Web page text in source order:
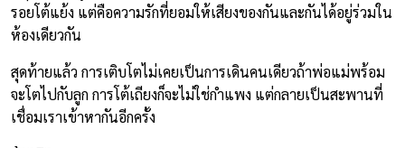
รอยโต้แย้ง แต่คือความรักที่ยอมให้เสียงของกันและกันได้อยู่ร่วมใน
ห้องเดียวกัน
สุดท้ายแล้ว การเติบโตไม่เคยเป็นการเดินคนเดียวถ้าพ่อแม่พร้อม
จะโตไปกับลูก การโต้เถียงก็จะไม่ใช่กำแพง แต่กลายเป็นสะพานที่
เชื่อมเราเข้าหากันอีกครั้ง